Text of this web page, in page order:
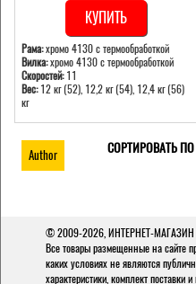
КУПИТЬ
Рама:хромо 4130 с термообработкой
Вилка:хромо 4130 с термообработкой
Скоростей:11
Вес:12 кг (52), 12,2 кг (54), 12,4 кг (56)
кг
Author СОРТИРОВАТЬ
© 2009-2026, ИНТЕРНЕТ-МАГАЗИН
Все товары размещенные на сайте
каких условиях не являются
характеристики, комплект поставки